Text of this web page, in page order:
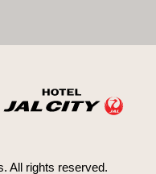
All rights reserved.